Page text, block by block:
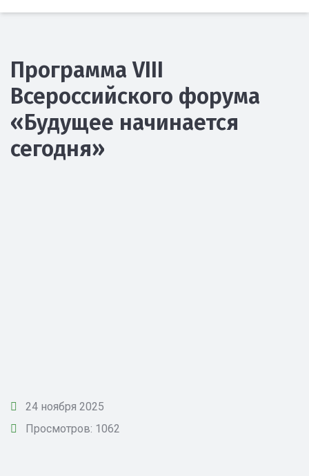
Программа VIII
Всероссийского форума
«Будущее начинается
сегодня»
24 ноября 2025
Просмотров: 1062